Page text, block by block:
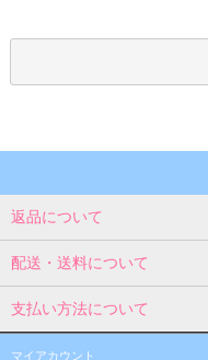
返品について
配送・送料について
支払い方法について
マイアカウント